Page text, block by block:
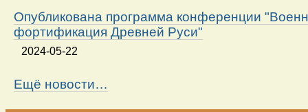
Опубликована программа конференции
фортификация Древней Руси"
2024-05-22
Ещё новости…